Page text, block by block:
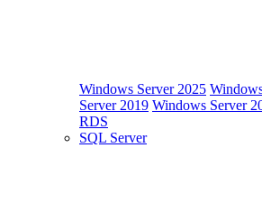
Windows Server 2025
Server 2019 Windows Server
RDS
SQL Server